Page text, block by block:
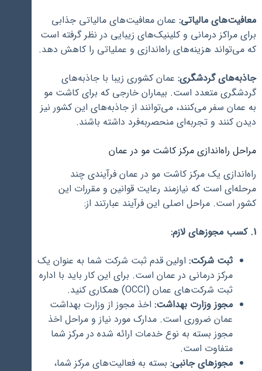
معافیت‌های مالیاتی: عمان معافیت‌های مالیاتی جذابی
برای مراکز درمانی و کلینیک‌های زیبایی در نظر گرفته است
که می‌تواند هزینه‌های راه‌اندازی و عملیاتی را کاهش دهد.
جاذبه‌های گردشگری: عمان کشوری زیبا با جاذبه‌های
گردشگری متعدد است. بیماران خارجی که برای کاشت مو
به عمان سفر می‌کنند، می‌توانند از جاذبه‌های این کشور نیز
دیدن کنند و تجربه‌ای منحصربه‌فرد داشته باشند.
مراحل راه‌اندازی مرکز کاشت مو در عمان
راه‌اندازی یک مرکز کاشت مو در عمان فرآیندی چند
مرحله‌ای است که نیازمند رعایت قوانین و مقررات این
کشور است. مراحل اصلی این فرآیند عبارتند از:
1. کسب مجوزهای لازم:
ثبت شرکت: اولین قدم ثبت شرکت شما به عنوان یک
مرکز درمانی در عمان است. برای این کار باید با اداره
ثبت شرکت‌های عمان (OCCI) همکاری کنید.
مجوز وزارت بهداشت: اخذ مجوز از وزارت بهداشت
عمان ضروری است. مدارک مورد نیاز و مراحل اخذ
مجوز بسته به نوع خدمات ارائه شده در مرکز شما
متفاوت است.
مجوزهای جانبی: بسته به فعالیت‌های مرکز شما،